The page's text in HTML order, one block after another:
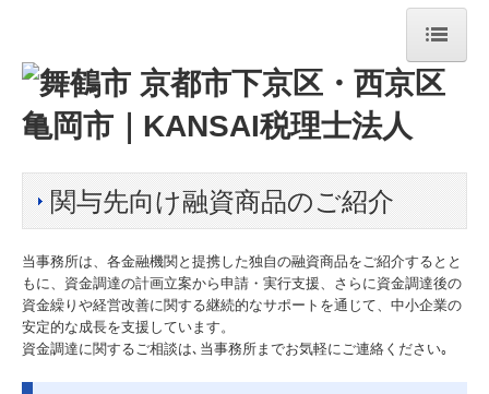
ホーム
法人案内
舞鶴事務所
京都事務所
事業者の方へ
デジタル化支援
税務・会計
関与先向け融資商品のご紹介
当事務所は、各金融機関と提携した独自の融資商品をご紹介するとと
もに、資金調達の計画立案から申請・実行支援、さらに資金調達後の
資金繰りや経営改善に関する継続的なサポートを通じて、中小企業の
安定的な成長を支援しています。
資金調達に関するご相談は､当事務所までお気軽にご連絡ください｡